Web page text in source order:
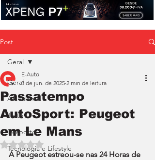
Post
Geral
Ao Volante
Teste
Desporto
Tecnologia e Lifestyle
Geral
Passatempo
AutoSport: Peugeot
em Le Mans
E-Auto
3 de jun. de 2025 2 min de leitura
Avaliado com NaN de 5 estrelas.
A Peugeot estreou-se nas 24 Horas de